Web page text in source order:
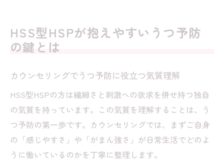
カウンセリングで気付きやすいストレスサ
イン
説
カウンセリング活用で繊細な心を守る方法
カウンセリングが繊細な心に与える安心感
の秘密
うつリスク軽減のためのカウンセリング活
HSS型HSPが抱えやすいうつ予防
の鍵とは
カウンセリングでうつ予防に役立つ気質理解
HSS型HSPの方は繊細さと刺激への欲求を併せ持つ独自
の気質を持っています。この気質を理解することは、う
つ予防の第一歩です。カウンセリングでは、まずご自身
の「感じやすさ」や「がまん強さ」が日常生活でどのよ
うに働いているのかを丁寧に整理します。